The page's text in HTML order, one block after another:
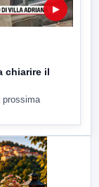
▶
chiarire il
prossima